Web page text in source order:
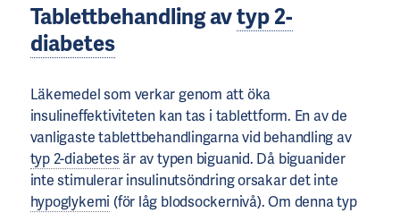
Tablettbehandling avtyp 2-
diabetes
Läkemedel som verkar genom att öka
insulineffektiviteten kan tas i tablettform. En av de
vanligaste tablettbehandlingarna vid behandling av
typ 2-diabetes är av typen biguanid. Då biguanider
inte stimulerar insulinutsöndring orsakar det inte
hypoglykemi (för låg blodsockernivå). Om denna typ